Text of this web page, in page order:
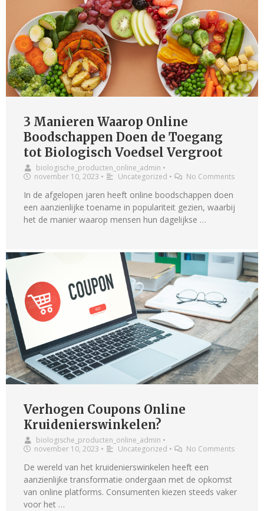
3 Manieren Waarop Online
Boodschappen Doen de Toegang
tot Biologisch Voedsel Vergroot
biologische_producten_online_admin •
november 10, 2023 • Uncategorized • No Comments
In de afgelopen jaren heeft online boodschappen doen
een aanzienlijke toename in populariteit gezien, waarbij
het de manier waarop mensen hun dagelijkse …
Verhogen Coupons Online
Kruidenierswinkelen?
biologische_producten_online_admin •
november 10, 2023 • Uncategorized • No Comments
De wereld van het kruidenierswinkelen heeft een
aanzienlijke transformatie ondergaan met de opkomst
van online platforms. Consumenten kiezen steeds vaker
voor het …